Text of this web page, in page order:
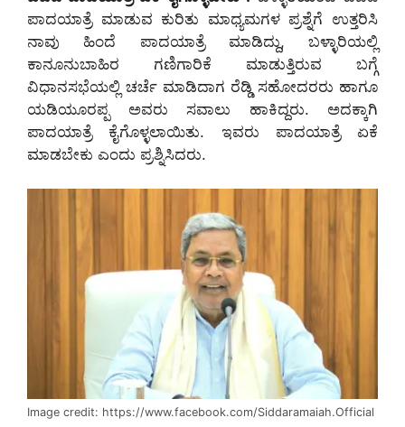
ಪಾದಯಾತ್ರೆ ಮಾಡುವ ಕುರಿತು ಮಾಧ್ಯಮಗಳ ಪ್ರಶ್ನೆಗೆ ಉತ್ತರಿಸಿ
ನಾವು ಹಿಂದೆ ಪಾದಯಾತ್ರೆ ಮಾಡಿದ್ದು, ಬಳ್ಳಾರಿಯಲ್ಲಿ
ಕಾನೂನುಬಾಹಿರ ಗಣಿಗಾರಿಕೆ ಮಾಡುತ್ತಿರುವ ಬಗ್ಗೆ
ವಿಧಾನಸಭೆಯಲ್ಲಿ ಚರ್ಚೆ ಮಾಡಿದಾಗ ರೆಡ್ಡಿ ಸಹೋದರರು ಹಾಗೂ
ಯಡಿಯೂರಪ್ಪ ಅವರು ಸವಾಲು ಹಾಕಿದ್ದರು. ಅದಕ್ಕಾಗಿ
ಪಾದಯಾತ್ರೆ ಕೈಗೊಳ್ಳಲಾಯಿತು. ಇವರು ಪಾದಯಾತ್ರೆ ಏಕೆ
ಮಾಡಬೇಕು ಎಂದು ಪ್ರಶ್ನಿಸಿದರು.
Image credit: https://www.facebook.com/Siddaramaiah.Official